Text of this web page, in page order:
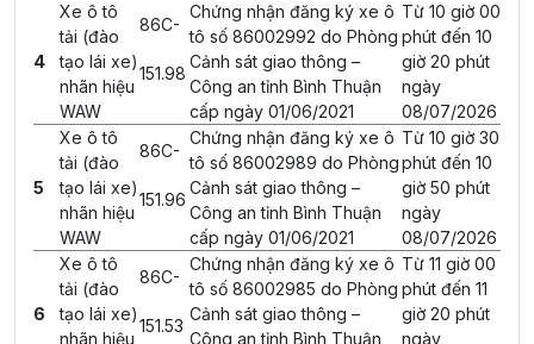
4
Xe ô tô
tải (đào
tạo lái xe)
nhãn hiệu
WAW
86C-
151.98
Chứng nhận đăng ký xe ô
tô số 86002992 do Phòng
Cảnh sát giao thông –
Công an tỉnh Bình Thuận
cấp ngày 01/06/2021
Từ 10 giờ 00
phút đến 10
giờ 20 phút
ngày
08/07/2026
5
Xe ô tô
tải (đào
tạo lái xe)
nhãn hiệu
WAW
86C-
151.96
Chứng nhận đăng ký xe ô
tô số 86002989 do Phòng
Cảnh sát giao thông –
Công an tỉnh Bình Thuận
cấp ngày 01/06/2021
Từ 10 giờ 30
phút đến 10
giờ 50 phút
ngày
08/07/2026
6
Xe ô tô
tải (đào
tạo lái xe)
nhãn hiệu
86C-
151.53
Chứng nhận đăng ký xe ô
tô số 86002985 do Phòng
Cảnh sát giao thông –
Công an tỉnh Bình Thuận
Từ 11 giờ 00
phút đến 11
giờ 20 phút
ngày